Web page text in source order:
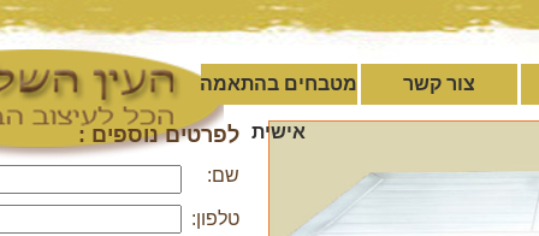
צור קשר מטבחים בהתאמה
לפרטים נוספים :